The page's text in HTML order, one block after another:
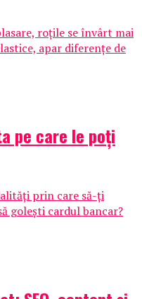
roțile se învârt mai
apar diferențe de
pe care le poți
prin care să-ți
golești cardul bancar?